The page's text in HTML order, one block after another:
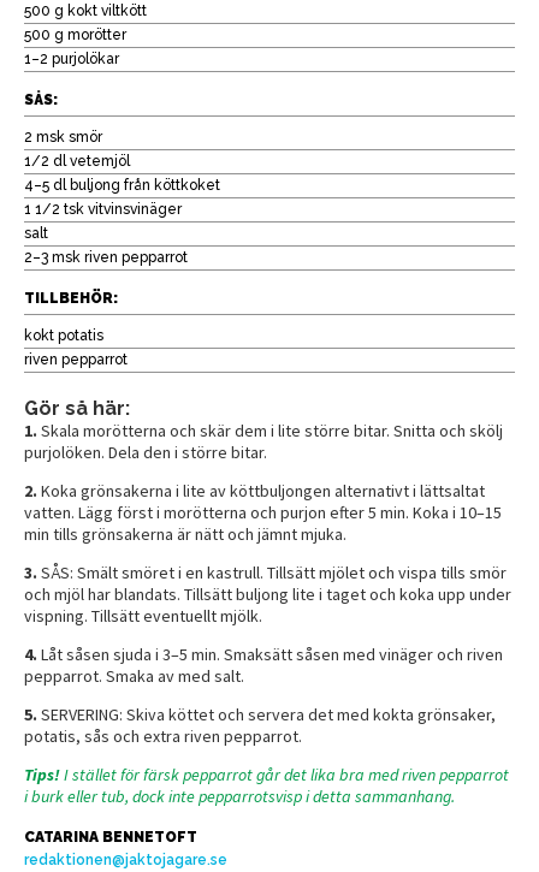
500 g kokt viltkött
500 g morötter
1–2 purjolökar
SÅS:
2 msk smör
1/2 dl vetemjöl
4–5 dl buljong från köttkoket
1 1/2 tsk vitvinsvinäger
salt
2–3 msk riven pepparrot
TILLBEHÖR:
kokt potatis
riven pepparrot
Gör så här:
1. Skala morötterna och skär dem i lite större bitar. Snitta och skölj
purjolöken. Dela den i större bitar.
2. Koka grönsakerna i lite av köttbuljongen alternativt i lättsaltat
vatten. Lägg först i morötterna och purjon efter 5 min. Koka i 10–15
min tills grönsakerna är nätt och jämnt mjuka.
3. SÅS: Smält smöret i en kastrull. Tillsätt mjölet och vispa tills smör
och mjöl har blandats. Tillsätt buljong lite i taget och koka upp under
vispning. Tillsätt eventuellt mjölk.
4. Låt såsen sjuda i 3–5 min. Smaksätt såsen med vinäger och riven
pepparrot. Smaka av med salt.
5. SERVERING: Skiva köttet och servera det med kokta grönsaker,
potatis, sås och extra riven pepparrot.
Tips!I stället för färsk pepparrot går det lika bra med riven pepparrot
i burk eller tub, dock inte pepparrotsvisp i detta sammanhang.
CATARINA BENNETOFT
redaktionen@jaktojagare.se